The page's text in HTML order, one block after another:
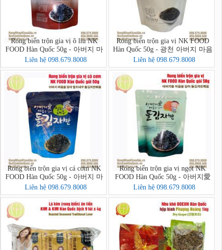
Rong biển trộn gia vị ô liu NK
FOOD Hàn Quốc 50g - 아버지 마
음을 담아 아마씨유 돌김자반
Liên hệ 098.679.8008
Rong biển trộn gia vị NK FOOD
Hàn Quốc 50g - 광천 아버지 마음
을 담아 돌김자반
Liên hệ 098.679.8008
Rong biển trộn gia vị cá cơm NK
FOOD Hàn Quốc 50g - 아버지 마
음을 담아 멸치새우 돌김자반볶음
Liên hệ 098.679.8008
Rong biển trộn gia vị ngọt NK
FOOD Hàn Quốc 50g - 아버지愛
마음을 담아 돌김자반볶음
Liên hệ 098.679.8008